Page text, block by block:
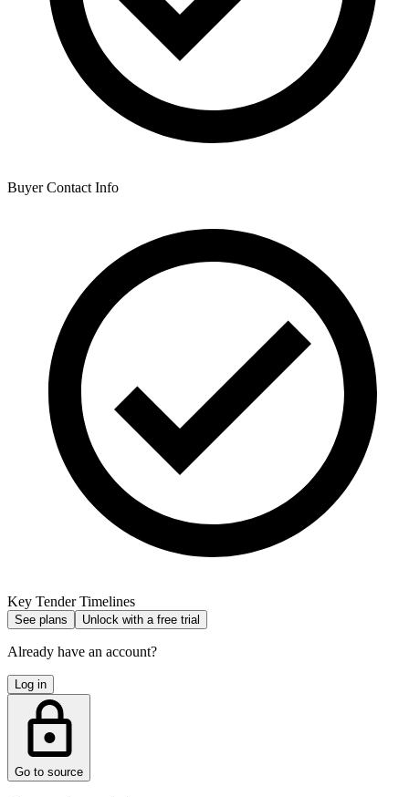
Buyer Contact Info
Key Tender Timelines
See plans Unlock with a free trial
Already have an account?
Log in
Go to source